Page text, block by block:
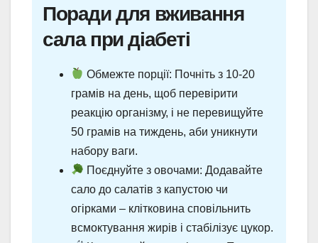
Поради для вживання
сала при діабеті
Обмежте порції: Почніть з 10-20
грамів на день, щоб перевірити
реакцію організму, і не перевищуйте
50 грамів на тиждень, аби уникнути
набору ваги.
Поєднуйте з овочами: Додавайте
сало до салатів з капустою чи
огірками – клітковина сповільнить
всмоктування жирів і стабілізує цукор.